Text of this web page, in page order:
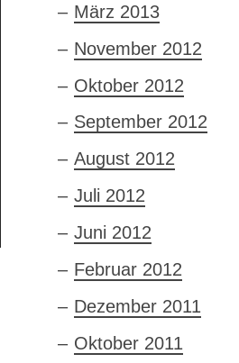
März 2013
November 2012
Oktober 2012
September 2012
August 2012
Juli 2012
Juni 2012
Februar 2012
Dezember 2011
Oktober 2011